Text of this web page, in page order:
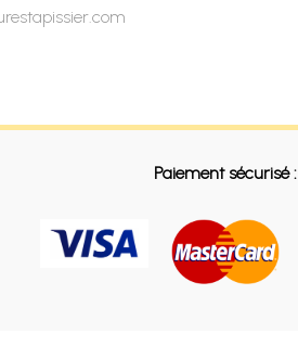
Paiement sécurisé :